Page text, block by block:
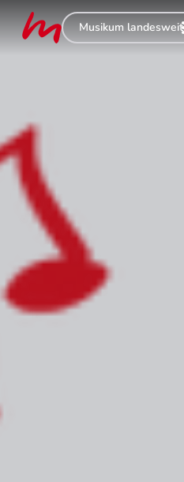
Musikum landesweit